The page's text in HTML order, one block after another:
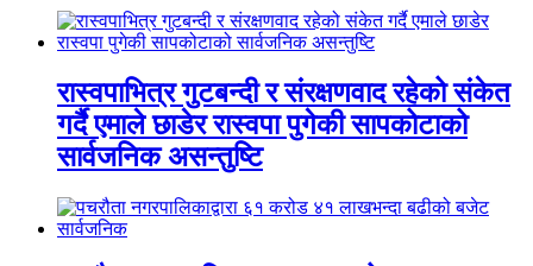
रास्वपाभित्र गुटबन्दी र संरक्षणवाद रहेको संकेत
गर्दै एमाले छाडेर रास्वपा पुगेकी सापकोटाको
सार्वजनिक असन्तुष्टि